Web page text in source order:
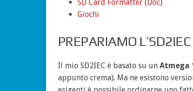
SD Card Formatter(Doc)
Giochi
PREPARIAMO L’SD2IEC
Il mio SD2IEC è basato su un Atmega
appunto crema). Ma ne esistono